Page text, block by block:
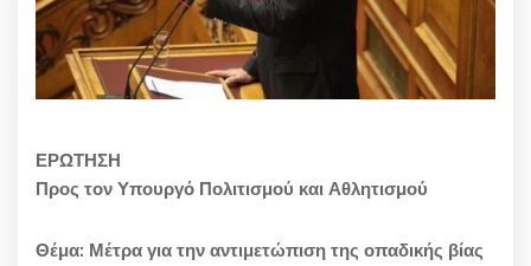
ΕΡΩΤΗΣΗ
Προς τον Υπουργό Πολιτισμού και Αθλητισμού
Θέμα: Μέτρα για την αντιμετώπιση της οπαδικής βίας